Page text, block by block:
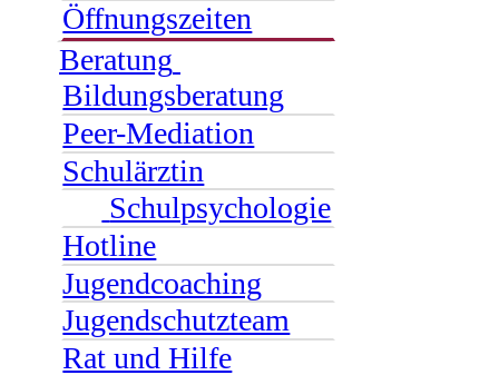
Öffnungszeiten
Beratung
Bildungsberatung
Peer-Mediation
Schulärztin
Schulpsychologie
Hotline
Jugendcoaching
Jugendschutzteam
Rat und Hilfe